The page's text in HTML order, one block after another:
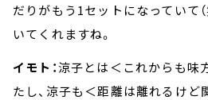
だりがもう1セットになっていて
いてくれますね。
イモト：涼子とは＜これからも味
たし、涼子も＜距離は離れるけ